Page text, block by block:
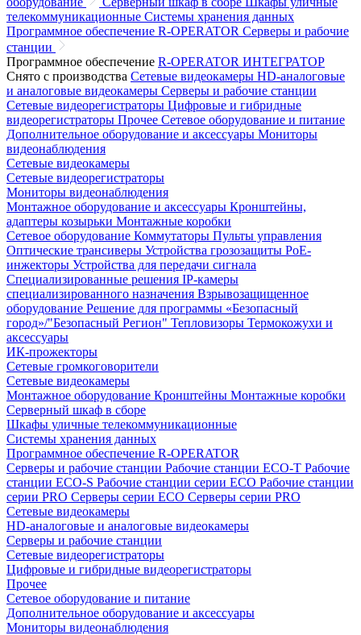
телекоммуникационные Системы хранения данных
Программное обеспечение R-OPERATOR Серверы и рабочие
станции
Программное обеспечение R-OPERATOR ИНТЕГРАТОР
Снято с производства Сетевые видеокамеры HD-аналоговые
и аналоговые видеокамеры Серверы и рабочие станции
Сетевые видеорегистраторы Цифровые и гибридные
видеорегистраторы Прочее Сетевое оборудование и питание
Дополнительное оборудование и аксессуары Мониторы
видеонаблюдения
Сетевые видеокамеры
Сетевые видеорегистраторы
Мониторы видеонаблюдения
Монтажное оборудование и аксессуары Кронштейны,
адаптеры козырьки Монтажные коробки
Сетевое оборудование Коммутаторы Пульты управления
Оптические трансиверы Устройства грозозащиты PoE-
инжекторы Устройства для передачи сигнала
Специализированные решения IP-камеры
специализированного назначения Взрывозащищенное
оборудование Решение для программы «Безопасный
город»/"Безопасный Регион" Тепловизоры Термокожухи и
аксессуары
ИК-прожекторы
Сетевые громкоговорители
Сетевые видеокамеры
Монтажное оборудование Кронштейны Монтажные коробки
Серверный шкаф в сборе
Шкафы уличные телекоммуникационные
Системы хранения данных
Программное обеспечение R-OPERATOR
Серверы и рабочие станции Рабочие станции ECO-T Рабочие
станции ECO-S Рабочие станции серии ECO Рабочие станции
серии PRO Серверы серии ECO Серверы серии PRO
Сетевые видеокамеры
HD-аналоговые и аналоговые видеокамеры
Серверы и рабочие станции
Сетевые видеорегистраторы
Цифровые и гибридные видеорегистраторы
Прочее
Сетевое оборудование и питание
Дополнительное оборудование и аксессуары
Мониторы видеонаблюдения